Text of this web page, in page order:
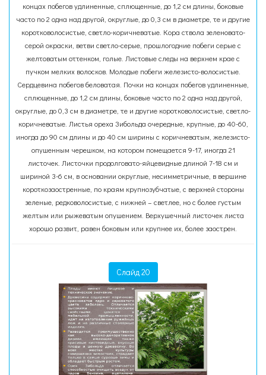
концах побегов удлиненные, сплющенные, до 1,2 см длины, боковые
часто по 2 одна над другой, округлые, до 0,3 см в диаметре, те и другие
коротковолосистые, светло-коричневатые. Кора ствола зеленовато-
серой окраски, ветви светло-серые, прошлогодние побеги серые с
желтоватым оттенком, голые. Листовые следы на верхнем крае с
пучком мелких волосков. Молодые побеги железисто-волосистые.
Сердцевина побегов беловатая. Почки на концах побегов удлиненные,
сплющенные, до 1,2 см длины, боковые часто по 2 одна над другой,
округлые, до 0,3 см в диаметре, те и другие коротковолосистые, светло-
коричневатые. Листья ореха Зибольда очередные, крупные, до 40-60,
иногда до 90 см длины и до 40 см ширины с коричневатым, железисто-
опушенным черешком, на котором помещается 9-17, иногда 21
листочек. Листочки продолговато-яйцевидные длиной 7-18 см и
шириной 3-6 см, в основании округлые, несимметричные, в вершине
короткозаостренные, по краям крупнозубчатые, с верхней стороны
зеленые, редковолосистые, с нижней – светлее, но с более густым
желтым или рыжеватым опушением. Верхушечный листочек листа
хорошо развит, равен боковым или крупнее их, более заострен.
Слайд 20